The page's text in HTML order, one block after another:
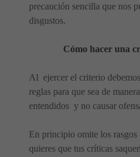
precaución sencilla que nos
disgustos.
Cómo hacer una
Al ejercer el criterio
reglas para que sea de
entendidos y no causar
En principio omite los
quieres que tus críticas